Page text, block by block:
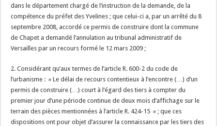
dans le département chargé de l’instruction de la demande, de la
compétence du préfet des Yvelines ; que celui-ci a, par un arrêté du 8
septembre 2008, accordé ce permis de construire dont la commune
de Chapet a demandé l’annulation au tribunal administratif de
Versailles par un recours formé le 12 mars 2009 ;
2. Considérant qu’aux termes de l’article R. 600-2 du code de
l’urbanisme : » Le délai de recours contentieux à l’encontre (…) d’un
permis de construire (…) court à l’égard des tiers à compter du
premier jour d’une période continue de deux mois d’affichage sur le
terrain des pièces mentionnées à l’article R. 424-15 » ; que ces
dispositions ont pour objet d’assurer la connaissance par les tiers des